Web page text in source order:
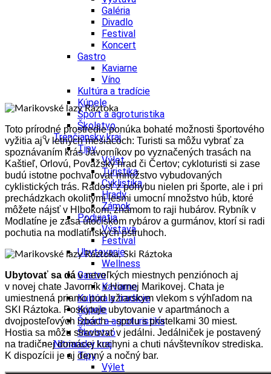
Galéria
Divadlo
Festival
Koncert
Gastro
Kaviarne
Víno
Kultúra a tradície
Kúpele
Šport a agroturistika
Školstvo
Trenčiansky kraj
Tipy
Výlet
Turistika
Cyklistika
Hrady
Zámok
Podujatia
Výstava
Festival
Ubytovanie
Wellness
Gastro
Kaviarne
Kultúra a tradície
Kúpele
Šport a agroturistika
Školstvo
Nitriansky kraj
Tipy
Výlet
Toto prírodné prostredie ponúka bohaté možnosti športového
vyžitia aj v letných mesiacoch: Turisti sa môžu vybrať za
spoznávaním krás Javorníkov po vyznačených trasách na
Kaštieľ, Orlovú, Považský hrad či Čertov; cykloturisti si zase
budú istotne pochvaľovať množstvo vybudovaných
cyklistických trás. Radosť z pohybu nielen pri športe, ale i pri
prechádzkach okolitými lesmi umocní množstvo húb, ktoré
môžete nájsť v Hlbokom, známom to raji hubárov. Rybník v
Modlatíne je zasa útočiskom rybárov a gurmánov, ktorí si radi
pochutia na modlatínskych pstruhoch.
Ubytovať sa dáv neveľkých miestnych penziónoch aj
v novej chate Javorník v Hornej Marikovej. Chata je
umiestnená priamo pod lyžiarskym vlekom s výhľadom na
SKI Ráztoka. Poskytuje ubytovanie v apartmánoch a
dvojposteľových izbách – spolu s prístelkami 30 miest.
Hostia sa môžu stravovať v jedálni. Jedálniček je postavený
na tradičnej domácej kuchyni a chuti návštevníkov strediska.
K dispozícii je aj denný a nočný bar.